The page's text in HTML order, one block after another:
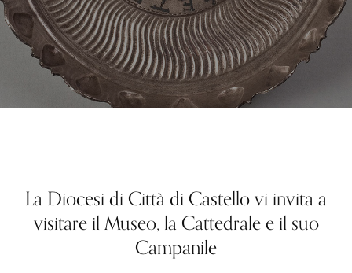
La Diocesi di Città di Castello vi invita a
visitare il Museo, la Cattedrale e il suo
Campanile